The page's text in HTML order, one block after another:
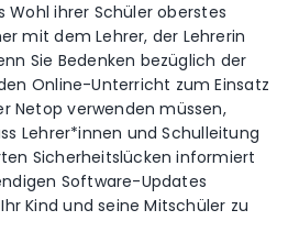
Wohl ihrer Schüler oberstes
mit dem Lehrer, der Lehrerin
Sie Bedenken bezüglich der
Online-Unterricht zum Einsatz
Netop verwenden müssen,
Lehrer*innen und Schulleitung
Sicherheitslücken informiert
Software-Updates
Kind und seine Mitschüler zu